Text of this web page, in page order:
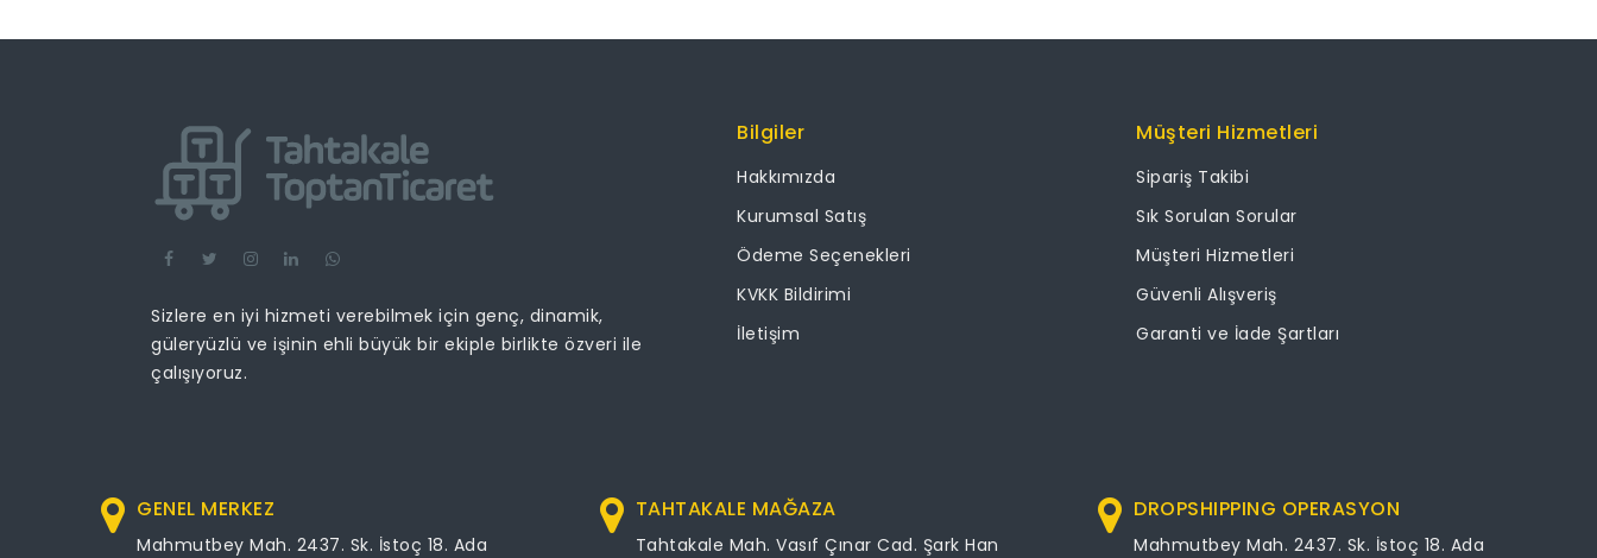
Sizlere en iyi hizmeti verebilmek için genç, dinamik,
güleryüzlü ve işinin ehli büyük bir ekiple birlikte özveri ile
çalışıyoruz.
Bilgiler
Hakkımızda
Kurumsal Satış
Ödeme Seçenekleri
KVKK Bildirimi
İletişim
Müşteri Hizmetleri
Sipariş Takibi
Sık Sorulan Sorular
Müşteri Hizmetleri
Güvenli Alışveriş
Garanti ve İade Şartları
GENEL MERKEZ
Mahmutbey Mah. 2437. Sk. İstoç 18. Ada
TAHTAKALE MAĞAZA
Tahtakale Mah. Vasıf Çınar Cad. Şark Han
DROPSHIPPING OPERASYON
Mahmutbey Mah. 2437. Sk. İstoç 18. Ada